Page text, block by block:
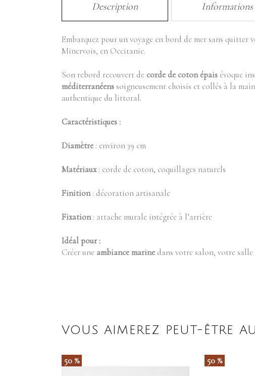
Description Informations
Embarquez pour un voyage en bord de mer sans quitter
Minervois, en Occitanie.
Son rebord recouvert de corde de coton épais évoque
méditerranéens soigneusement choisis et collés à la
authentique du littoral.
Caractéristiques :
Diamètre : environ 39 cm
Matériaux: corde de coton, coquillages naturels
Finition: décoration artisanale
Fixation: attache murale intégrée à l’arrière
Idéal pour :
Créer une ambiance marine dans votre salon, votre
VOUS AIMEREZ PEUT-ÊTRE
50 % 50 %